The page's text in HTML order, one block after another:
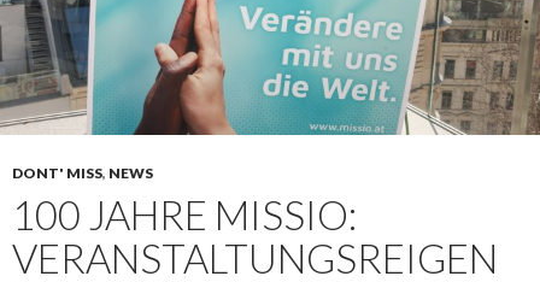
DONT' MISS, NEWS
100 JAHRE MISSIO:
VERANSTALTUNGSREIGEN